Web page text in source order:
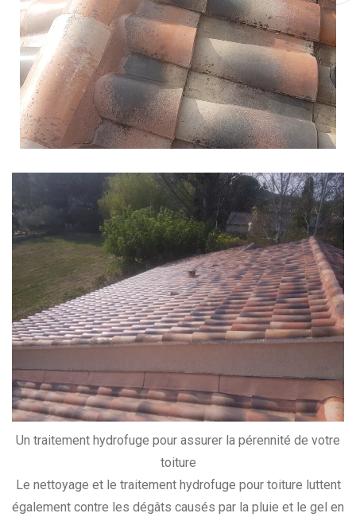
Un traitement hydrofuge pour assurer la pérennité de votre
toiture
Le nettoyage et le traitement hydrofuge pour toiture luttent
également contre les dégâts causés par la pluie et le gel en